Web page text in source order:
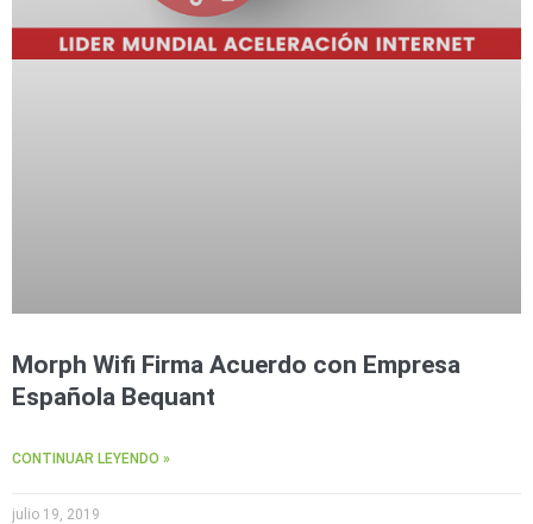
Morph Wifi Firma Acuerdo con Empresa
Española Bequant
CONTINUAR LEYENDO »
julio 19, 2019